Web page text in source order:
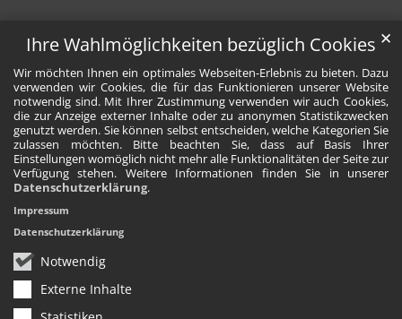
Ihre Wahlmöglichkeiten bezüglich Cookies
Wir möchten Ihnen ein optimales Webseiten-Erlebnis zu bieten. Dazu
verwenden wir Cookies, die für das Funktionieren unserer Website
notwendig sind. Mit Ihrer Zustimmung verwenden wir auch Cookies,
die zur Anzeige externer Inhalte oder zu anonymen Statistikzwecken
genutzt werden. Sie können selbst entscheiden, welche Kategorien Sie
zulassen möchten. Bitte beachten Sie, dass auf Basis Ihrer
Einstellungen womöglich nicht mehr alle Funktionalitäten der Seite zur
Verfügung stehen. Weitere Informationen finden Sie in unserer
Datenschutzerklärung.
Notwendig
Externe Inhalte
✕
Impressum
Datenschutzerklärung